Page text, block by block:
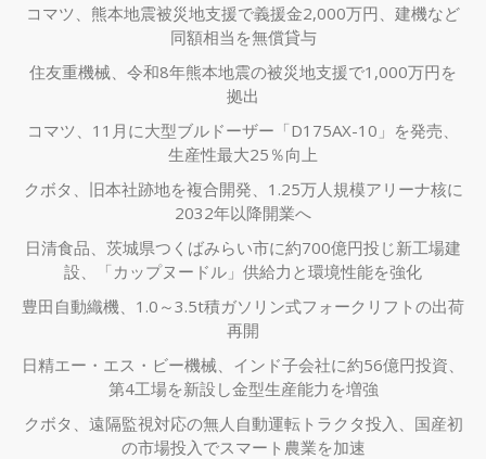
コマツ、熊本地震被災地支援で義援金2,000万円、建機など
同額相当を無償貸与
住友重機械、令和8年熊本地震の被災地支援で1,000万円を
拠出
コマツ、11月に大型ブルドーザー「D175AX-10」を発売、
生産性最大25％向上
クボタ、旧本社跡地を複合開発、1.25万人規模アリーナ核に
2032年以降開業へ
日清食品、茨城県つくばみらい市に約700億円投じ新工場建
設、「カップヌードル」供給力と環境性能を強化
豊田自動織機、1.0～3.5t積ガソリン式フォークリフトの出荷
再開
日精エー・エス・ビー機械、インド子会社に約56億円投資、
第4工場を新設し金型生産能力を増強
クボタ、遠隔監視対応の無人自動運転トラクタ投入、国産初
の市場投入でスマート農業を加速